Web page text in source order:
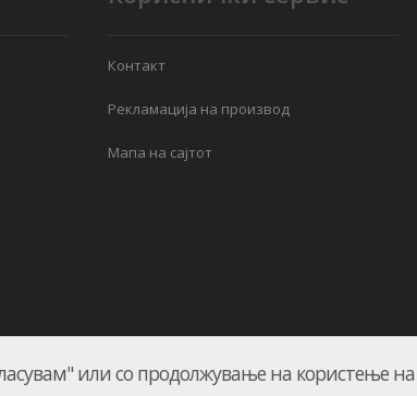
Контакт
Рекламација на производ
Мапа на сајтот
или со продолжување на користење